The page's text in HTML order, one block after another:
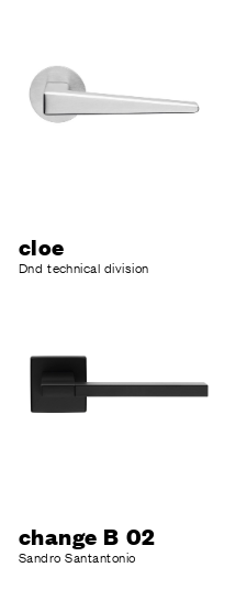
cloe
Dnd technical division
change B 02
Sandro Santantonio